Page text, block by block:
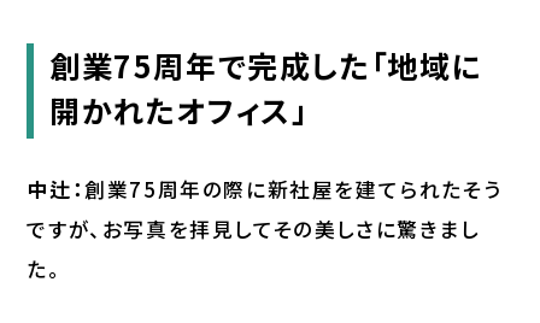
創業75周年で完成した「地域に
開かれたオフィス」
中辻：創業75周年の際に新社屋を建てられたそう
ですが、お写真を拝見してその美しさに驚きまし
た。